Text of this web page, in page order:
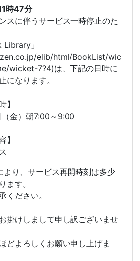
時47分
スに伴うサービス一時停止のた
Library」
elib/html/BookList/wic
wicket-7?4)は、下記の日時に
になります。
】
金）朝7:00～9:00
】
より、サービス再開時刻は多少
ます。
ください。
掛けしまして申し訳ございませ
どよろしくお願い申し上げま